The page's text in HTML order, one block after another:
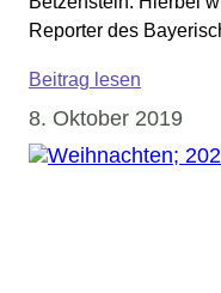
Reporter des
Beitrag lesen
8. Oktober 2019